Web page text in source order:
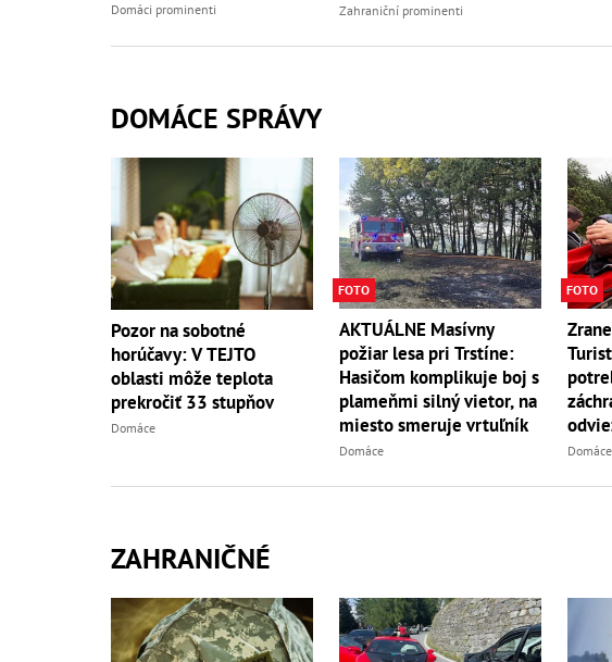
Domáci prominenti Zahraniční prominenti
DOMÁCE SPRÁVY
Pozor na sobotné
horúčavy: V TEJTO
oblasti môže teplota
prekročiť 33 stupňov
Domáce
FOTO
AKTUÁLNE Masívny
požiar lesa pri Trstíne:
Hasičom komplikuje boj s
plameňmi silný vietor, na
miesto smeruje vrtuľník
Domáce
FOTO
Domáce
ZAHRANIČNÉ